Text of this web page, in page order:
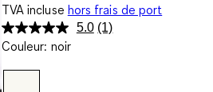
TVA incluse hors frais de port
5.0 Lire
(1)
Couleur: noir